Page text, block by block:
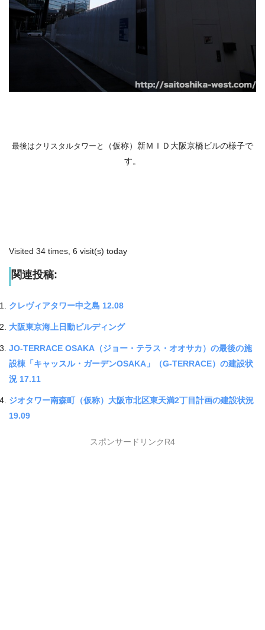
最後はクリスタルタワーと
（仮称）新ＭＩＤ大阪京橋ビルの様子で
す。
Visited 34 times, 6 visit(s) today
関連投稿:
クレヴィアタワー中之島 12.08
大阪東京海上日動ビルディング
JO-TERRACE OSAKA（ジョー・テラス・オオサカ）の最後の施
設棟「キャッスル・ガーデンOSAKA」（G-TERRACE）の建設状
況 17.11
ジオタワー南森町（仮称）大阪市北区東天満2丁目計画の建設状況
19.09
スポンサードリンクR4